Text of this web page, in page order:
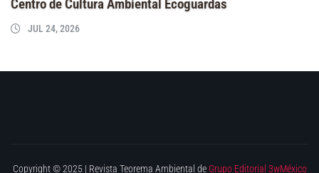
Centro de Cultura Ambiental Ecoguardas
JUL 24, 2026
Copyright © 2025 | Revista Teorema Ambiental de Grupo Editorial 3wMéxico